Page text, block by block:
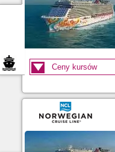
Ceny kursów